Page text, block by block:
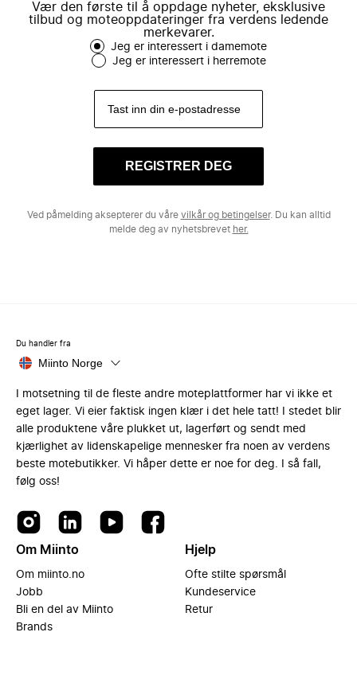
Vær den første til å oppdage nyheter, eksklusive
tilbud og moteoppdateringer fra verdens ledende
merkevarer.
Jeg er interessert i damemote
Jeg er interessert i herremote
REGISTRER DEG
Ved påmelding aksepterer du våre vilkår og betingelser. Du kan alltid
melde deg av nyhetsbrevet her.
Du handler fra
Miinto Norge
I motsetning til de fleste andre moteplattformer har vi ikke et
eget lager. Vi eier faktisk ingen klær i det hele tatt! I stedet blir
alle produktene våre plukket ut, lagerført og sendt med
kjærlighet av lidenskapelige mennesker fra noen av verdens
beste motebutikker. Vi håper dette er noe for deg. I så fall,
følg oss!
Om Miinto
Om miinto.no
Jobb
Bli en del av Miinto
Brands
Hjelp
Ofte stilte spørsmål
Kundeservice
Retur